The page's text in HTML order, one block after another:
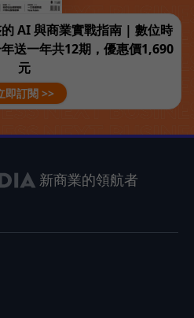
AI 與商業實戰指南 | 數位時
送一年共12期，優惠價1,690
元
即訂閱 >>
新商業的領航者